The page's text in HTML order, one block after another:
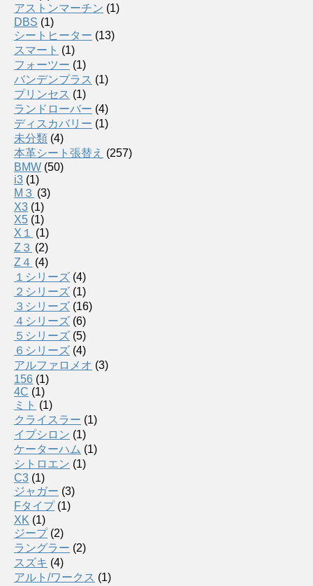
アストンマーチン (1)
DBS (1)
シートヒーター (13)
スマート (1)
フォーツー (1)
バンデンプラス (1)
プリンセス (1)
ランドローバー (4)
ディスカバリー (1)
未分類 (4)
本革シート張替え (257)
BMW (50)
i3 (1)
M３ (3)
X3 (1)
X5 (1)
X１ (1)
Z３ (2)
Z４ (4)
１シリーズ (4)
２シリーズ (1)
３シリーズ (16)
４シリーズ (6)
５シリーズ (5)
６シリーズ (4)
アルファロメオ (3)
156 (1)
4C (1)
ミト (1)
クライスラー (1)
イプシロン (1)
ケーターハム (1)
シトロエン (1)
C3 (1)
ジャガー (3)
Fタイプ (1)
XK (1)
ジープ (2)
ラングラー (2)
スズキ (4)
アルト/ワークス (1)